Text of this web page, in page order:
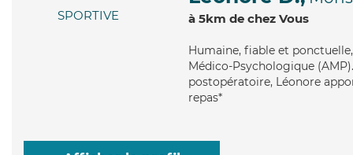
SPORTIVE à 5km de chez Vous
Humaine, fiable et
Médico-Psychologique
postopératoire, Léonore
repas*